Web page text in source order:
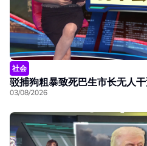
社会
驳捕狗粗暴致死巴生市长无人
03/08/2026